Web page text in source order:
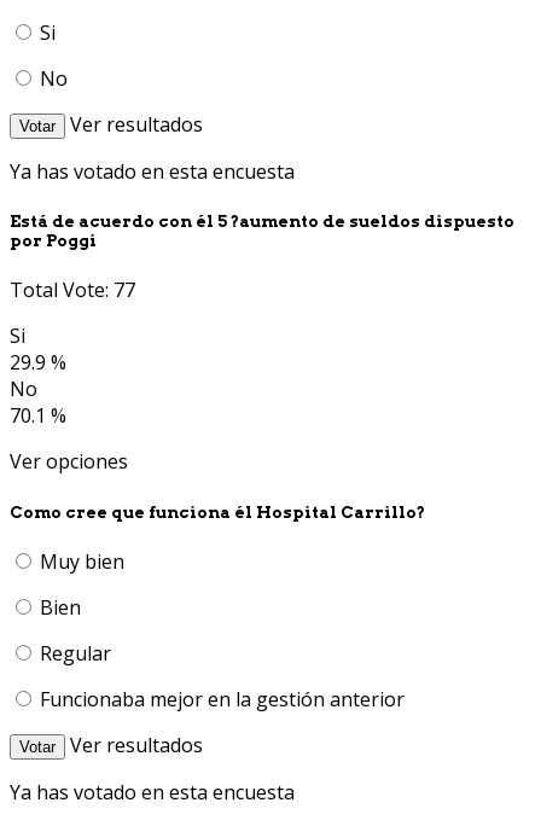
Si
No
Votar
Ver resultados
Ya has votado en esta encuesta
Está de acuerdo con él 5 ?aumento de sueldos dispuesto
por Poggi
Total Vote: 77
Si
29.9 %
No
70.1 %
Ver opciones
Como cree que funciona él Hospital Carrillo?
Muy bien
Bien
Regular
Funcionaba mejor en la gestión anterior
Votar
Ver resultados
Ya has votado en esta encuesta